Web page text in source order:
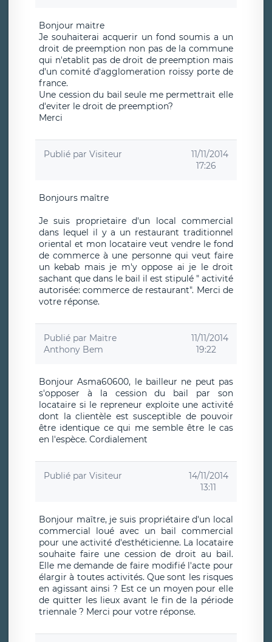
Bonjour maitre
Je souhaiterai acquerir un fond soumis a un
droit de preemption non pas de la commune
qui n'etablit pas de droit de preemption mais
d'un comité d'agglomeration roissy porte de
france.
Une cession du bail seule me permettrait elle
d'eviter le droit de preemption?
Merci
Publié par Visiteur
11/11/2014
17:26
Bonjours maître
Je suis proprietaire d'un local commercial
dans lequel il y a un restaurant traditionnel
oriental et mon locataire veut vendre le fond
de commerce à une personne qui veut faire
un kebab mais je m'y oppose ai je le droit
sachant que dans le bail il est stipulé " activité
autorisée: commerce de restaurant". Merci de
votre réponse.
Publié par Maitre
Anthony Bem
11/11/2014
19:22
Bonjour Asma60600, le bailleur ne peut pas
s'opposer à la cession du bail par son
locataire si le repreneur exploite une activité
dont la clientèle est susceptible de pouvoir
être identique ce qui me semble être le cas
en l'espèce. Cordialement
Publié par Visiteur
14/11/2014
13:11
Bonjour maître, je suis propriétaire d'un local
commercial loué avec un bail commercial
pour une activité d'esthéticienne. La locataire
souhaite faire une cession de droit au bail.
Elle me demande de faire modifié l'acte pour
élargir à toutes activités. Que sont les risques
en agissant ainsi ? Est ce un moyen pour elle
de quitter les lieux avant le fin de la période
triennale ? Merci pour votre réponse.